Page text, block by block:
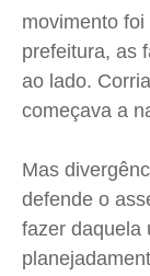
movimento
prefeitura, as
ao lado.
começava a
Mas
defende o
fazer daquela